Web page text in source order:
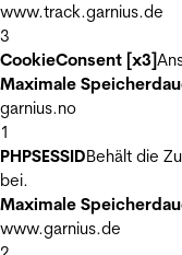
www.track.garnius.de
3
CookieConsent [x3]
Maximale
garnius.no
1
PHPSESSIDBehält die
bei.
Maximale
www.garnius.de